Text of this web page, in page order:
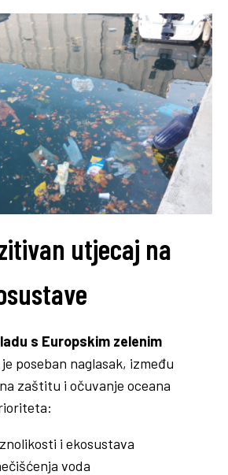
utjecaj na
s Europskim zelenim
poseban naglasak, između
zaštitu i očuvanje oceana
i ekosustava
voda